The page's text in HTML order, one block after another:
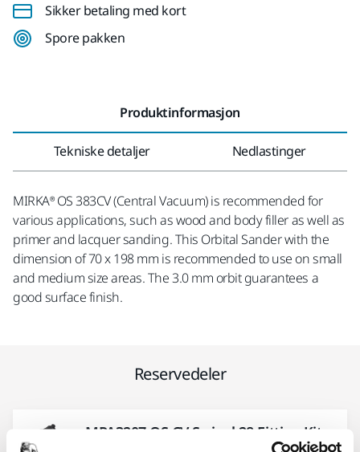
Sikker betaling med kort
Spore pakken
Produktinformasjon
Tekniske detaljer Nedlastinger
MIRKA® OS 383CV (Central Vacuum) is recommended for
various applications, such as wood and body filler as well as
primer and lacquer sanding. This Orbital Sander with the
dimension of 70 x 198 mm is recommended to use on small
and medium size areas. The 3.0 mm orbit guarantees a
good surface finish.
Reservedeler
MPA3207 OS CV Swivel 28 Fitting Kit